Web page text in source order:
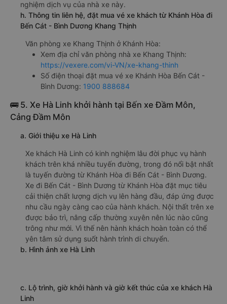
Thời gian chạy từ Khánh Hòa đi Bến Cát - Bình
Dương của nhà xeKhang Thịnhkhoảng: 9.7 giờ
Ngã 3 Thành
e. Các điểm trả khách của nhà xe Khang Thịnh
Bến xe Bến Cát
f. Giá vé giá xe khách đi Bến Cát - Bình Dương từ Khánh
Hòa Khang Thịnh
giường nằm 550000đ/vé
g. Review, đánh giá chất lượng xe Khang Thịnh
Nhà xe Khang Thịnh được đánh giá với số điểm trung bình
là 4.3/5 dựa trên 2260 đánh giá của khách hàng đã trải
nghiệm dịch vụ của nhà xe này.
h. Thông tin liên hệ, đặt mua vé xe khách từ Khánh Hòa đi
Bến Cát - Bình Dương Khang Thịnh
Văn phòng xe Khang Thịnh ở Khánh Hòa:
Xem địa chỉ văn phòng nhà xe Khang Thịnh:
Bình Dương: 1900 888684